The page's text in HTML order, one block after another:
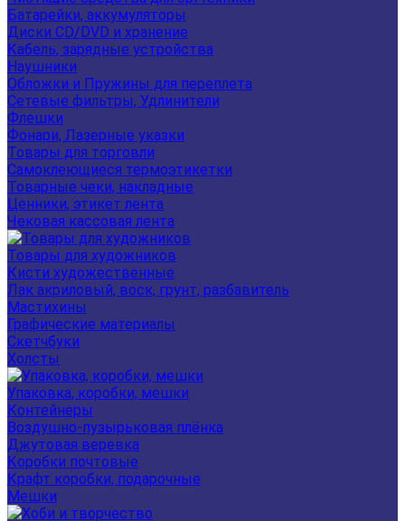
Батарейки, аккумуляторы
Диски CD/DVD и хранение
Кабель, зарядные устройства
Наушники
Обложки и Пружины для переплета
Сетевые фильтры, Удлинители
Флешки
Фонари, Лазерные указки
Товары для торговли
Самоклеющиеся термоэтикетки
Товарные чеки, накладные
Ценники, этикет лента
Чековая кассовая лента
Товары для художников
Кисти художественные
Лак акриловый, воск, грунт, разбавитель
Мастихины
Графические материалы
Скетчбуки
Холсты
Упаковка, коробки, мешки
Контейнеры
Воздушно-пузырьковая плёнка
Джутовая веревка
Коробки почтовые
Крафт коробки, подарочные
Мешки